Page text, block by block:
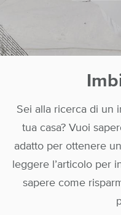
Sei alla ricerca di un
tua casa? Vuoi
adatto per ottenere
leggere l’articolo per
sapere come